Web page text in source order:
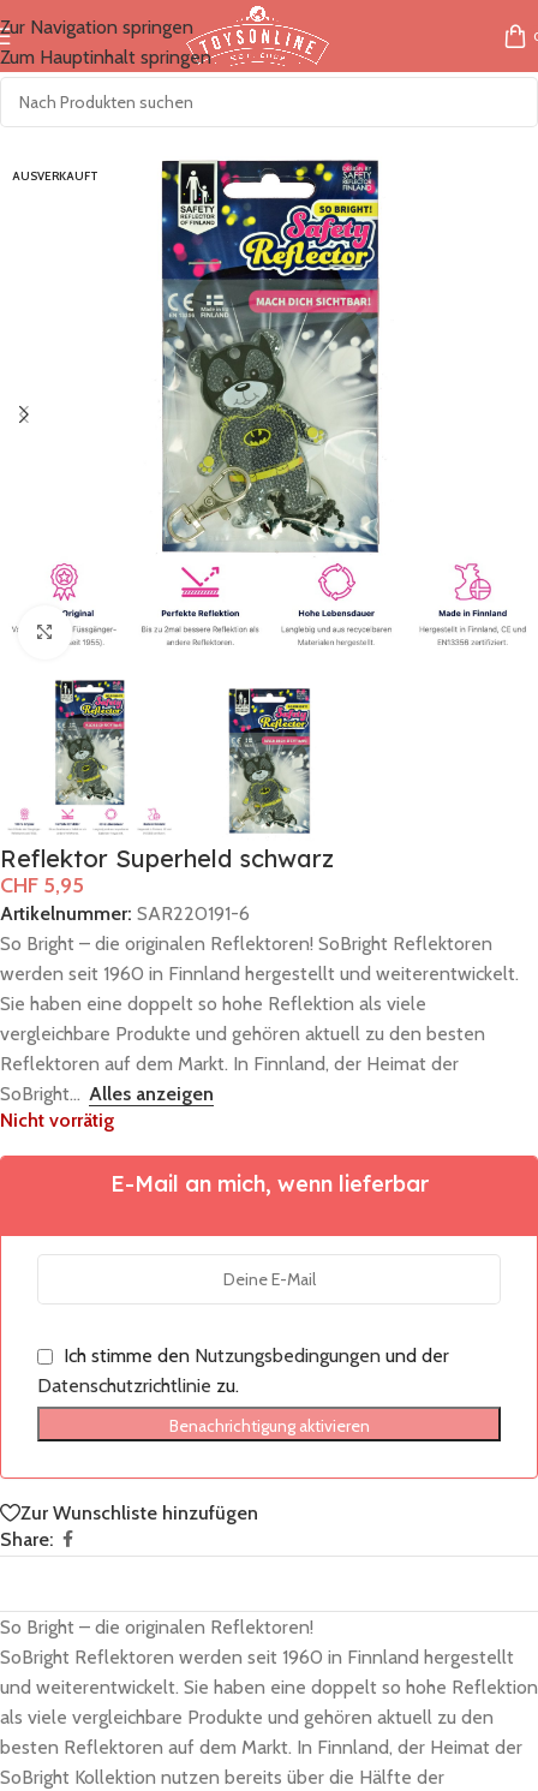
Zur Navigation springen
Zum Hauptinhalt springen
Start/Kategorien /Alltagshelfer
AUSVERKAUFT
Zum Vergrößern klicken
Reflektor Superheld schwarz
CHF 5,95
Artikelnummer: SAR220191-6
So Bright – die originalen Reflektoren! SoBright Reflektoren
werden seit 1960 in Finnland hergestellt und weiterentwickelt.
Sie haben eine doppelt so hohe Reflektion als viele
vergleichbare Produkte und gehören aktuell zu den besten
Reflektoren auf dem Markt. In Finnland, der Heimat der
SoBright... Alles anzeigen
Nicht vorrätig
E-Mail an mich, wenn lieferbar
Ich stimme den Nutzungsbedingungen und der
Datenschutzrichtlinie zu.
Benachrichtigung aktivieren
Zur Wunschliste hinzufügen
Share:
So Bright – die originalen Reflektoren!
SoBright Reflektoren werden seit 1960 in Finnland hergestellt
und weiterentwickelt. Sie haben eine doppelt so hohe Reflektion
als viele vergleichbare Produkte und gehören aktuell zu den
besten Reflektoren auf dem Markt. In Finnland, der Heimat der
SoBright Kollektion nutzen bereits über die Hälfte der